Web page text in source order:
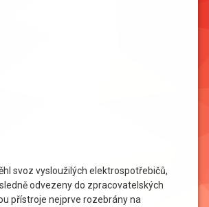
svoz vysloužilých elektrospotřebičů,
odvezeny do zpracovatelských
přístroje nejprve rozebrány na